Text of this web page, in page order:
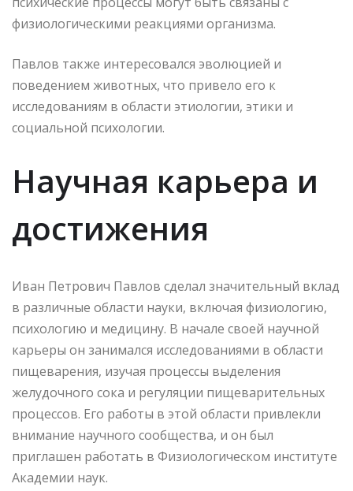
физиологическими реакциями организма.
Павлов также интересовался эволюцией и
поведением животных, что привело его к
исследованиям в области этиологии, этики и
социальной психологии.
Научная карьера и
достижения
Иван Петрович Павлов сделал значительный вклад
в различные области науки, включая физиологию,
психологию и медицину. В начале своей научной
карьеры он занимался исследованиями в области
пищеварения, изучая процессы выделения
желудочного сока и регуляции пищеварительных
процессов. Его работы в этой области привлекли
внимание научного сообщества, и он был
приглашен работать в Физиологическом институте
Академии наук.